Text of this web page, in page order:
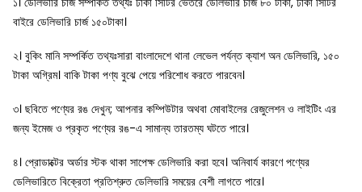
বাইরে ডেলিভারি চার্জ ১৫০টাকা।
২। বুকিং মানি সম্পর্কিত তথ্যঃসারা বাংলাদেশে থানা লেভেল পর্যন্ত ক্যাশ অন ডেলিভারি, ১৫০
টাকা অগ্রিম। বাকি টাকা পণ্য বুঝে পেয়ে পরিশোধ করতে পারবেন।
৩। ছবিতে পণ্যের রঙ দেখুন; আপনার কম্পিউটার অথবা মোবাইলের রেজুলেশন ও লাইটিং এর
জন্য ইমেজ ও প্রকৃত পণ্যের রঙ-এ সামান্য তারতম্য ঘটতে পারে।
৪। প্রোডাক্টের অর্ডার স্টক থাকা সাপেক্ষ ডেলিভারি করা হবে। অনিবার্য কারণে পণ্যের
ডেলিভারিতে বিক্রেতা প্রতিশ্রুত ডেলিভারি সময়ের বেশী লাগতে পারে।